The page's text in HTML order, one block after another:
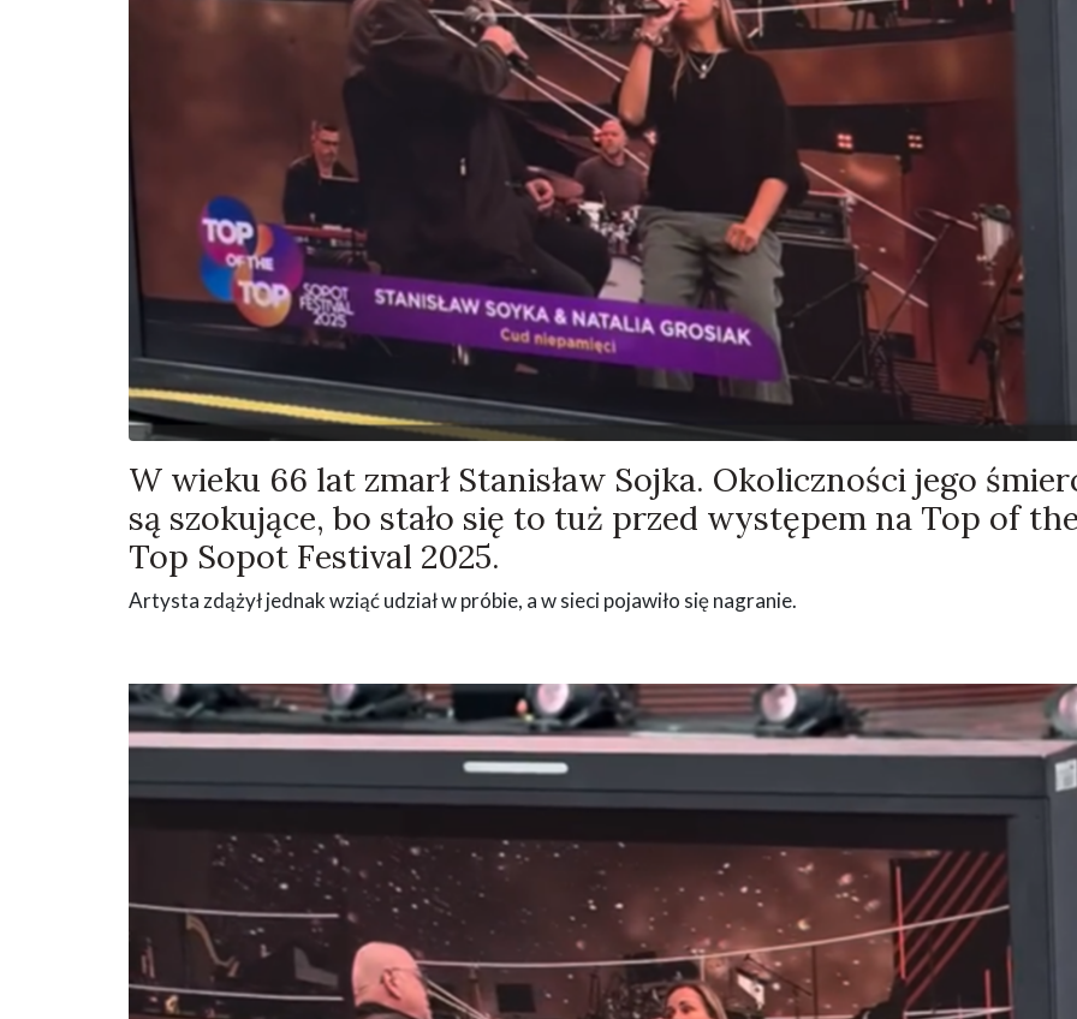
W wieku 66 lat zmarł Stanisław Sojka. Okoliczności jego
są szokujące, bo stało się to tuż przed występem na Top of
Top Sopot Festival 2025.
Artysta zdążył jednak wziąć udział w próbie, a w sieci pojawiło się nagranie.